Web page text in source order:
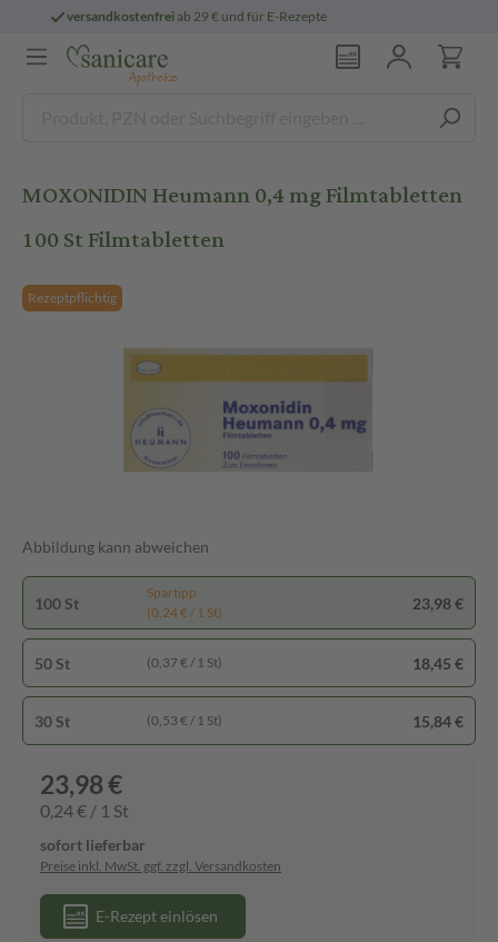
E-Rezepte persönliche
MOXONIDIN Heumann 0,4 mg Filmtabletten
100 St Filmtabletten
Rezeptpflichtig
Abbildung kann abweichen
100 St
Spartipp
(0,24 € / 1 St)
23,98 €
50 St (0,37 € / 1 St) 18,45 €
30 St (0,53 € / 1 St) 15,84 €
23,98 €
0,24 € / 1 St
sofort lieferbar
Preise inkl. MwSt. ggf. zzgl. Versandkosten
E-Rezept einlösen